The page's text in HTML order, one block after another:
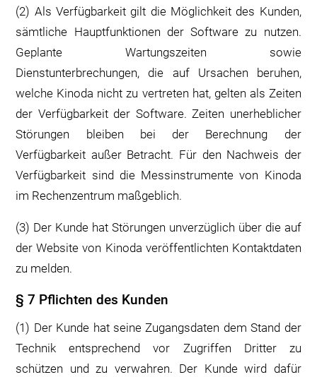
(2) Als Verfügbarkeit gilt die Möglichkeit des Kunden,
sämtliche Hauptfunktionen der Software zu nutzen.
Geplante Wartungszeiten sowie
Dienstunterbrechungen, die auf Ursachen beruhen,
welche Kinoda nicht zu vertreten hat, gelten als Zeiten
der Verfügbarkeit der Software. Zeiten unerheblicher
Störungen bleiben bei der Berechnung der
Verfügbarkeit außer Betracht. Für den Nachweis der
Verfügbarkeit sind die Messinstrumente von Kinoda
im Rechenzentrum maßgeblich.
(3) Der Kunde hat Störungen unverzüglich über die auf
der Website von Kinoda veröffentlichten Kontaktdaten
zu melden.
§ 7 Pflichten des Kunden
(1) Der Kunde hat seine Zugangsdaten dem Stand der
Technik entsprechend vor Zugriffen Dritter zu
schützen und zu verwahren. Der Kunde wird dafür